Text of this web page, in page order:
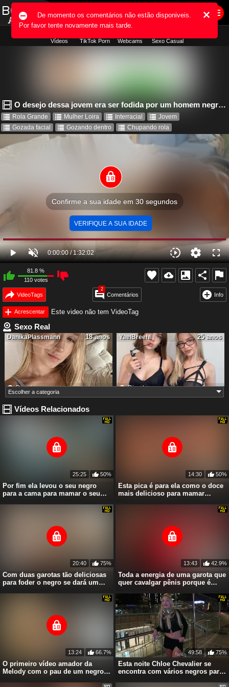
Vídeos TikTok Porn Webcams
Sexo Casual
O desejo dessa jovem era ser fodida por um homem negro como este.
Rola Grande Mulher Loira Interracial
Jovem
Gozada facial
Gozando dentro Chupando rola
81.8 %
110votes
VideoTags
2
Comentários Info
Acrescentar Este video não tem VideoTag
Sexo Real
DanikaPlassmann 18 anos
Direct
YaelBreehl 25 anos
Direct
AylinRoze
24 anos VelvetSpell 25 anos
Direct Direct
Vídeos Relacionados
Por fim ela levou o seu negro
para a cama para mamar o seu
25:25 50%
Esta pica é para ela como o doce
mais delicioso para mamar
14:30 50%
Com duas garotas tão deliciosas
para foder o negro se dará um
20:40 75%
Toda a energia de uma garota que
quer cavalgar pênis porque é
13:43 42.9%
O primeiro vídeo amador da
Melody com o pau de um negro
13:24 66.7%
Esta noite Chloe Chevalier se
encontra com vários negros para
49:58 75%